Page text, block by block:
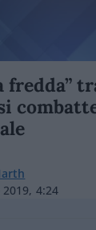
fredda”
4:24